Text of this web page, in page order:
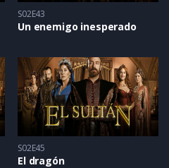
S02E43
Un enemigo inesperado
S02E45
El dragón